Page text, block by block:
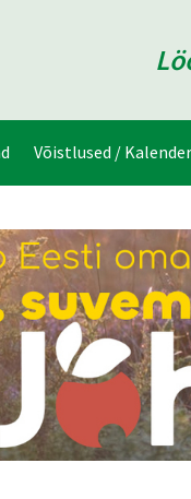
Võistlused / Kalender